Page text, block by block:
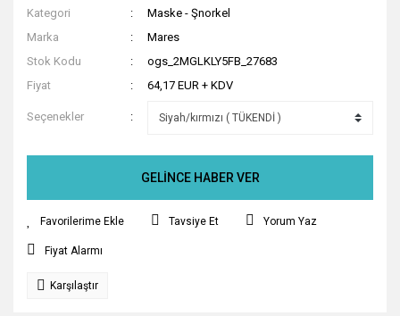
Kategori
Maske - Şnorkel
Marka
Mares
Stok Kodu
ogs_2MGLKLY5FB_27683
Fiyat
64,17 EUR + KDV
Seçenekler
GELİNCE HABER VER
Tavsiye Et Yorum Yaz
Fiyat Alarmı
Karşılaştır